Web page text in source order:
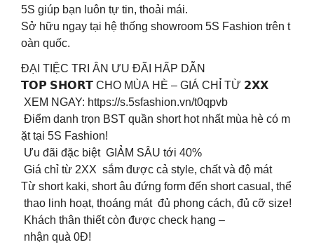
5S giúp bạn luôn tự tin, thoải mái.
Sở hữu ngay tại hệ thống showroom 5S Fashion trên t
oàn quốc.
ĐẠI TIỆC TRI ÂN ƯU ĐÃI HẤP DẪN
𝗧𝗢𝗣 𝗦𝗛𝗢𝗥𝗧 CHO MÙA HÈ – GIÁ CHỈ TỪ 𝟮𝗫𝗫
XEM NGAY: https://s.5sfashion.vn/t0qpvb
Điểm danh trọn BST quần short hot nhất mùa hè có m
ặt tại 5S Fashion!
Ưu đãi đặc biệt GIẢM SÂU tới 40%
Giá chỉ từ 2XX sắm được cả style, chất và độ mát
Từ short kaki, short âu đứng form đến short casual, thể
thao linh hoạt, thoáng mát đủ phong cách, đủ cỡ size!
Khách thân thiết còn được check hạng –
nhận quà 0Đ!